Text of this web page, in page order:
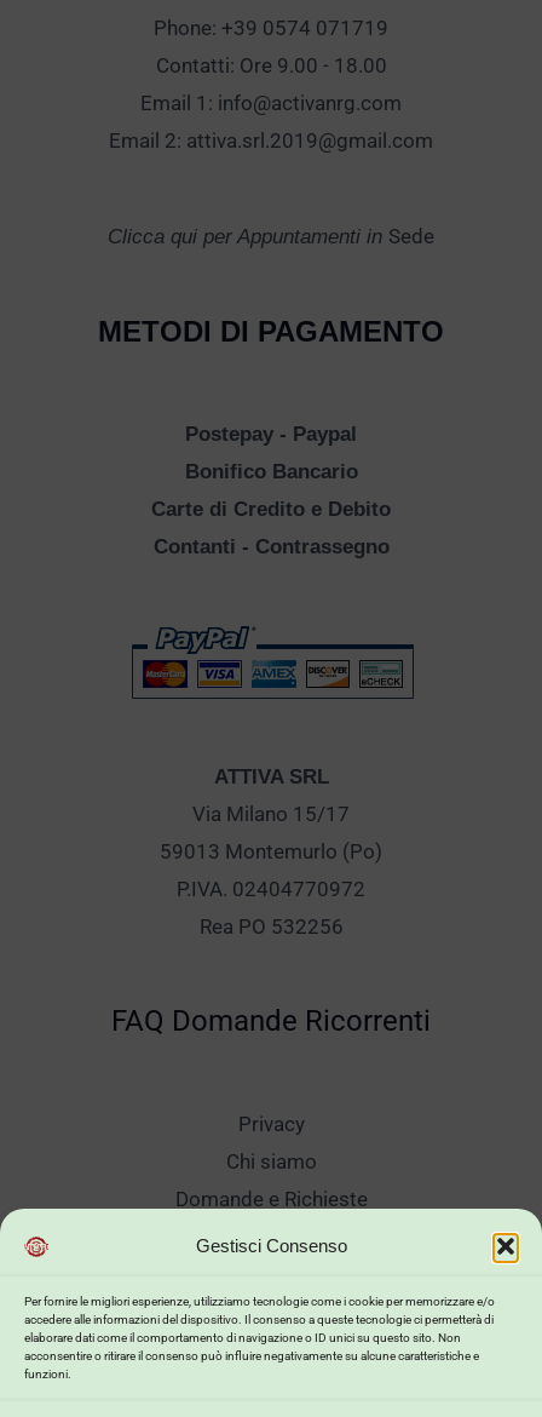
Gestisci Consenso
Per fornire le migliori esperienze, utilizziamo tecnologie come i cookie per memorizzare e/o
accedere alle informazioni del dispositivo. Il consenso a queste tecnologie ci permetterà di
elaborare dati come il comportamento di navigazione o ID unici su questo sito. Non
acconsentire o ritirare il consenso può influire negativamente su alcune caratteristiche e
funzioni.
Phone: +39 0574 071719
Contatti: Ore 9.00 - 18.00
Email 1: info@activanrg.com
Email 2: attiva.srl.2019@gmail.com
Clicca qui per Appuntamenti in Sede
METODI DI PAGAMENTO
Postepay - Paypal
Bonifico Bancario
Carte di Credito e Debito
Contanti - Contrassegno
ATTIVA SRL
Via Milano 15/17
59013 Montemurlo (Po)
P.IVA. 02404770972
Rea PO 532256
FAQ Domande Ricorrenti
Privacy
Chi siamo
Domande e Richieste
Showroom
Sanificazione e Lavaggi
Reso Cambio Merce